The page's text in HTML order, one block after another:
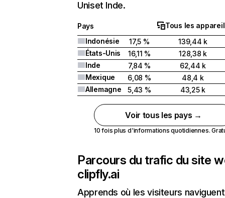
Uniset Inde.
Pays
Tous les
Indonésie
17,5 %
139,44 k
États-Unis
16,11 %
128,38 k
Inde
7,84 %
62,44 k
Mexique
6,08 %
48,4 k
Allemagne
5,43 % 43,25 k
Voir tous les pays →
10 fois plus d'informations quotidiennes.
Parcours du trafic du site
clipfly.ai
Apprends où les visiteurs naviguent